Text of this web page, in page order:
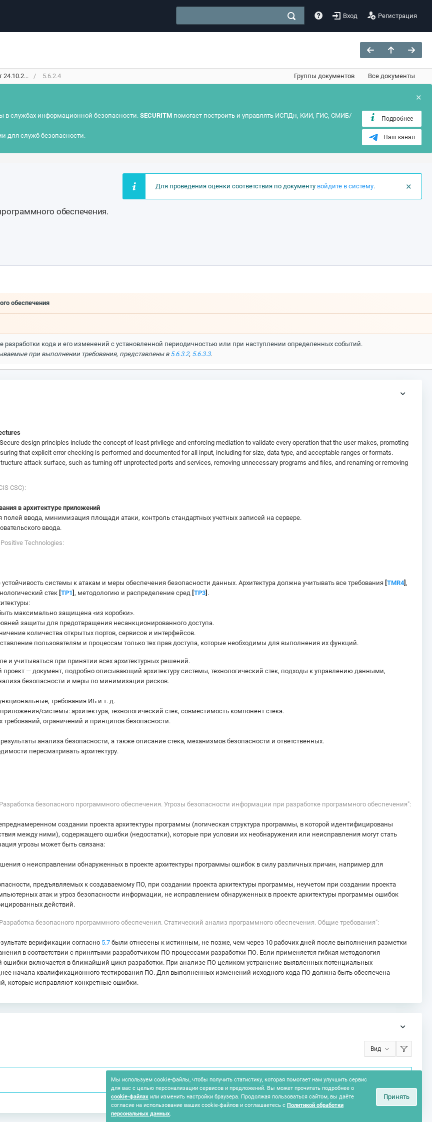
Вход Регистрация
24.10.2... 5.6.2.4 Группы документов Все документы
×
в службах информационной безопасности. SECURITMпомогает построить и управлять ИСПДн, КИИ, ГИС, СМИБ/
для служб безопасности.
Подробнее
Наш канал
обеспечения.
×
Для проведения оценки соответствия по документу войдите в систему.
обеспечения
разработки кода и его изменений с установленной периодичностью или при наступлении определенных событий.
при выполнении требования, представлены в 5.6.3.2, 5.6.3.3.
design principles include the concept of least privilege and enforcing mediation to validate every operation that the user makes, promoting
that explicit error checking is performed and documented for all input, including for size, data type, and acceptable ranges or formats.
attack surface, such as turning off unprotected ports and services, removing unnecessary programs and files, and renaming or removing
CSC):
в архитектуре приложений
ввода, минимизация площади атаки, контроль стандартных учетных записей на сервере.
ввода.
Technologies:
системы к атакам и меры обеспечения безопасности данных. Архитектура должна учитывать все требования [TMR4] ,
стек [TP1] , методологию и распределение сред [TP3] .
максимально защищена «из коробки».
защиты для предотвращения несанкционированного доступа.
количества открытых портов, сервисов и интерфейсов.
пользователям и процессам только тех прав доступа, которые необходимы для выполнения их функций.
учитываться при принятии всех архитектурных решений.
проект — документ, подробно описывающий архитектуру системы, технологический стек, подходы к управлению данными,
безопасности и меры по минимизации рисков.
требования ИБ и т. д.
системы: архитектура, технологический стек, совместимость компонент стека.
требований, ограничений и принципов безопасности.
анализа безопасности, а также описание стека, механизмов безопасности и ответственных.
пересматривать архитектуру.
безопасного программного обеспечения. Угрозы безопасности информации при разработке программного обеспечения":
создании проекта архитектуры программы (логическая структура программы, в которой идентифицированы
между ними), содержащего ошибки (недостатки), которые при условии их необнаружения или неисправления могут стать
угрозы может быть связана:
о неисправлении обнаруженных в проекте архитектуры программы ошибок в силу различных причин, например для
предъявляемых к создаваемому ПО, при создании проекта архитектуры программы, неучетом при создании проекта
атак и угроз безопасности информации, не исправлением обнаруженных в проекте архитектуры программы ошибок
действий.
безопасного программного обеспечения. Статический анализ программного обеспечения. Общие требования":
верификации согласно 5.7 были отнесены к истинным, не позже, чем через 10 рабочих дней после выполнения разметки
в соответствии с принятыми разработчиком ПО процессами разработки ПО. Если применяется гибкая методология
ошибки включается в ближайший цикл разработки. При анализе ПО целиком устранение выявленных потенциальных
начала квалификационного тестирования ПО. Для выполненных изменений исходного кода ПО должна быть обеспечена
которые исправляют конкретные ошибки.
Вид
Мы используем cookie-файлы, чтобы получить статистику, которая помогает нам улучшить сервис
для вас с целью персонализации сервисов и предложений. Вы может прочитать подробнее о
cookie-файлах или изменить настройки браузера. Продолжая пользоваться сайтом, вы даёте
согласие на использование ваших cookie-файлов и соглашаетесь с Политикой обработки
персональных данных.
Принять